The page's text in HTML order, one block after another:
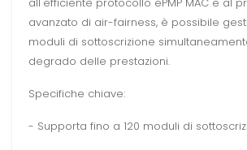
all'efficiente protocollo ePMP MAC e al
avanzato di air-fairness, è possibile
moduli di sottoscrizione
degrado delle prestazioni.
Specifiche chiave:
- Supporta fino a 120 moduli di